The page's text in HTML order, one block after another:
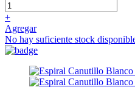
+
Agregar
No hay suficiente stock